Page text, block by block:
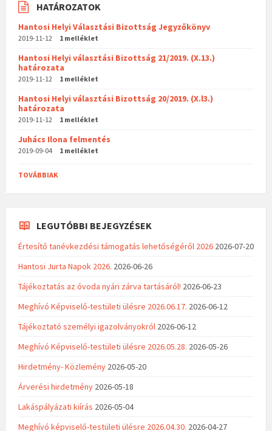
HATÁROZATOK
Hantosi Helyi Választási Bizottság Jegyzőkönyv
2019-11-12 1 melléklet
Hantosi Helyi választási Bizottság 21/2019. (X.13.)
határozata
2019-11-12 1 melléklet
Hantosi Helyi választási Bizottság 20/2019. (X.l3.)
határozata
2019-11-12 1 melléklet
Juhács Ilona felmentés
2019-09-04 1 melléklet
TOVÁBBIAK
LEGUTÓBBI BEJEGYZÉSEK
Értesítő tanévkezdési támogatás lehetőségéről 2026 2026-07-20
Hantosi Jurta Napok 2026. 2026-06-26
Tájékoztatás az óvoda nyári zárva tartásáról! 2026-06-23
Meghívó Képviselő-testületi ülésre 2026.06.17. 2026-06-12
Tájékoztató személyi igazolványokról 2026-06-12
Meghívó Képviselő-testületi ülésre 2026.05.28. 2026-05-26
Hirdetmény- Közlemény 2026-05-20
Árverési hirdetmény 2026-05-18
Lakáspályázati kiírás 2026-05-04
Meghívó képviselő-testületi ülésre 2026.04.30. 2026-04-27